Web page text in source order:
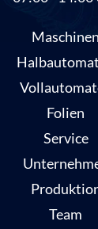
Maschinen
Folien
Service
Team